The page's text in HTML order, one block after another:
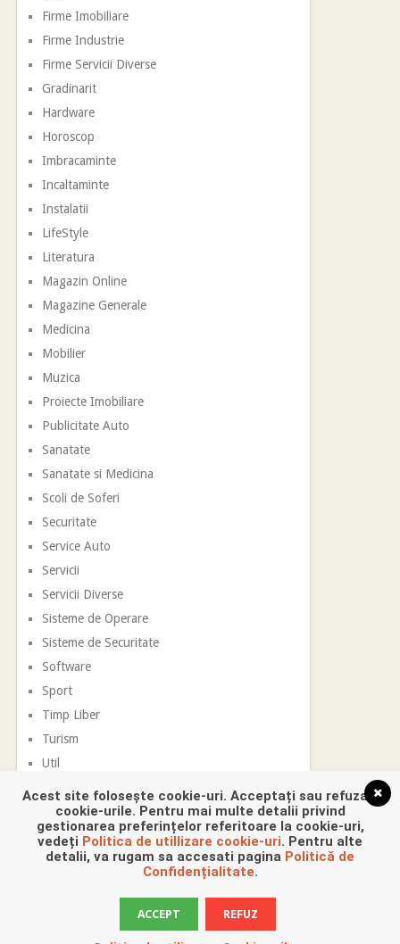
Firme Imobiliare
Firme Industrie
Firme Servicii Diverse
Gradinarit
Hardware
Horoscop
Imbracaminte
Incaltaminte
Instalatii
LifeStyle
Literatura
Magazin Online
Magazine Generale
Medicina
Mobilier
Muzica
Proiecte Imobiliare
Publicitate Auto
Sanatate
Sanatate si Medicina
Scoli de Soferi
Securitate
Service Auto
Servicii
Servicii Diverse
Sisteme de Operare
Sisteme de Securitate
Software
Sport
Timp Liber
Turism
Util
Promovare Digitala Copyright © 2026.
Acest site folosește cookie-uri. Acceptați sau refuzați
cookie-urile. Pentru mai multe detalii privind
gestionarea preferințelor referitoare la cookie-uri,
vedeți Politica de utillizare cookie-uri. Pentru alte
detalii, va rugam sa accesati pagina Politică de
Confidențialitate.
ACCEPT REFUZ